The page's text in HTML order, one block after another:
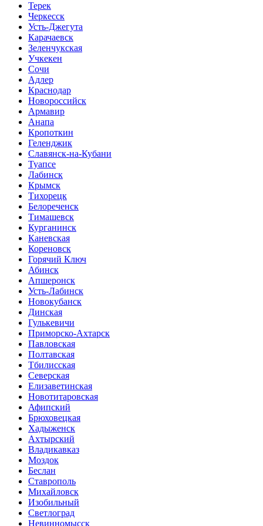
Терек
Черкесск
Усть-Джегута
Карачаевск
Зеленчукская
Учкекен
Сочи
Адлер
Краснодар
Новороссийск
Армавир
Анапа
Кропоткин
Геленджик
Славянск-на-Кубани
Туапсе
Лабинск
Крымск
Тихорецк
Белореченск
Тимашевск
Курганинск
Каневская
Кореновск
Горячий Ключ
Абинск
Апшеронск
Усть-Лабинск
Новокубанск
Динская
Гулькевичи
Приморско-Ахтарск
Павловская
Полтавская
Тбилисская
Северская
Елизаветинская
Новотитаровская
Афипский
Брюховецкая
Хадыженск
Ахтырский
Владикавказ
Моздок
Беслан
Ставрополь
Михайловск
Изобильный
Светлоград
Невинномысск